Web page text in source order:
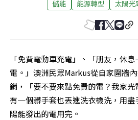
儲能 能源轉型 太陽光
「免費電動車充電」、「朋友，休
電。」澳洲民眾Markus從自家圍牆
銷，「要不要來點免費的電？我家
有一個髒手套也丟進洗衣機洗，用
陽能發出的電用完。